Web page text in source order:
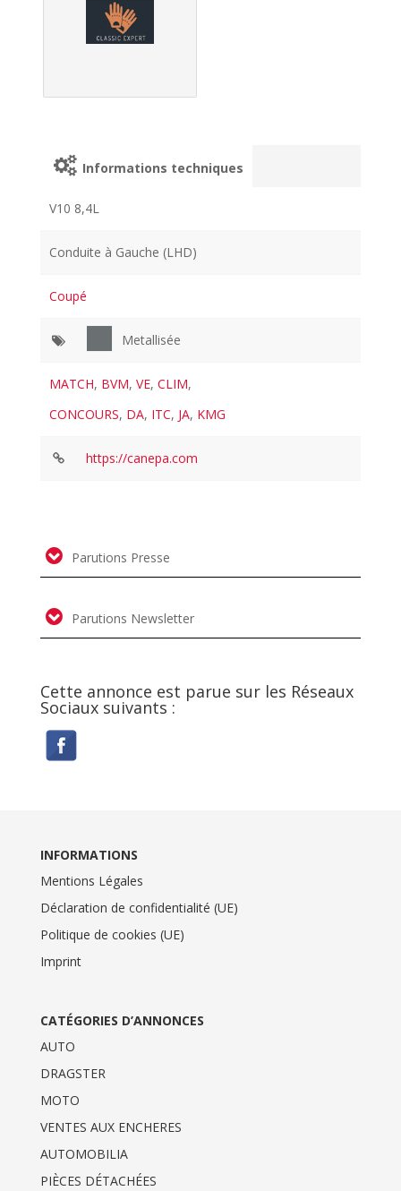
Informations techniques
V10 8,4L
Conduite à Gauche (LHD)
Coupé
Metallisée
MATCH, BVM,VE,CLIM,
CONCOURS, DA, ITC, JA, KMG
https://canepa.com
Parutions Presse
Parutions Newsletter
Cette annonce est parue sur les Réseaux
Sociaux suivants :
INFORMATIONS
Mentions Légales
Déclaration de confidentialité (UE)
Politique de cookies (UE)
Imprint
CATÉGORIES D’ANNONCES
AUTO
DRAGSTER
MOTO
VENTES AUX ENCHERES
AUTOMOBILIA
PIÈCES DÉTACHÉES